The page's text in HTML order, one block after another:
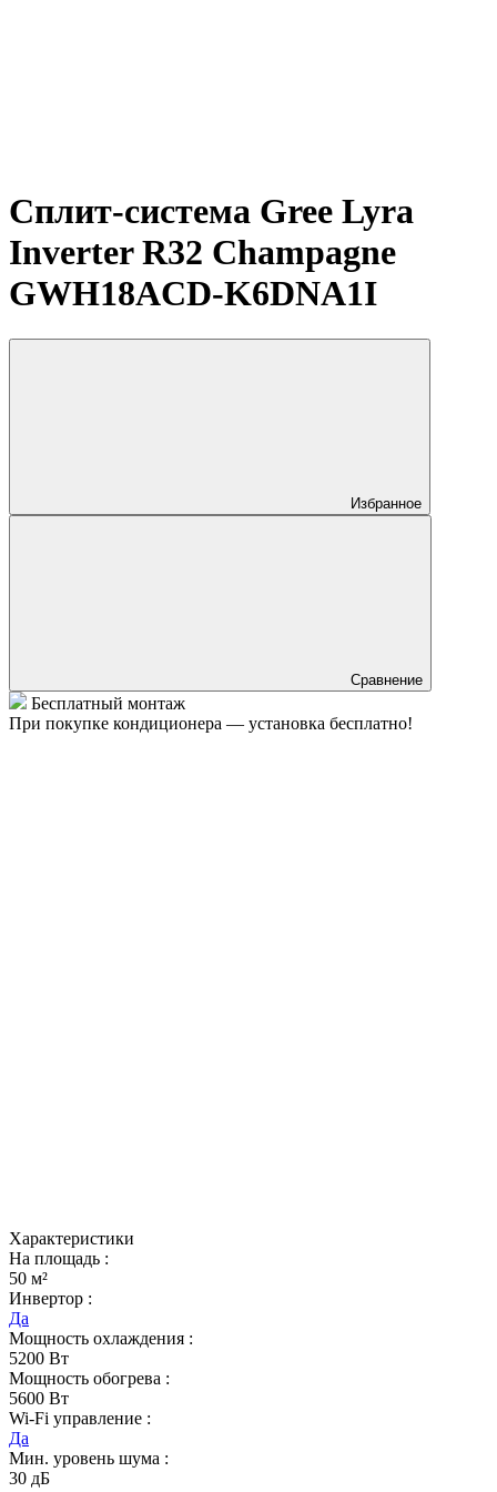
Сплит-система Gree Lyra
Inverter R32 Champagne
GWH18ACD-K6DNA1I
Избранное
Сравнение
Бесплатный монтаж
При покупке кондиционера — установка бесплатно!
Характеристики
На площадь :
50 м²
Инвертор :
Да
Мощность охлаждения :
5200 Вт
Мощность обогрева :
5600 Вт
Wi-Fi управление :
Да
Мин. уровень шума :
30 дБ